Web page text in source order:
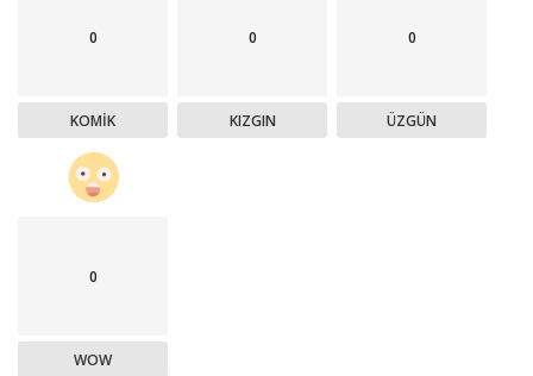
0
KOMIK
0
KIZGIN
0
ÜZGÜN
0
WOW